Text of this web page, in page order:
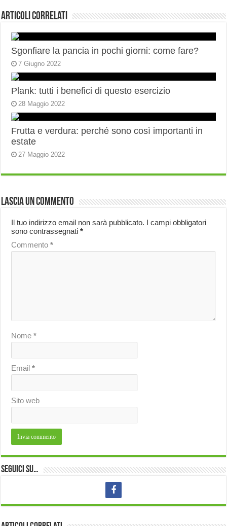
Articoli correlati
Sgonfiare la pancia in pochi giorni: come fare?
7 Giugno 2022
Plank: tutti i benefici di questo esercizio
28 Maggio 2022
Frutta e verdura: perché sono così importanti in
estate
27 Maggio 2022
Lascia un commento
Il tuo indirizzo email non sarà pubblicato. I campi obbligatori
sono contrassegnati*
Commento*
Nome*
Email*
Sito web
Seguici su…